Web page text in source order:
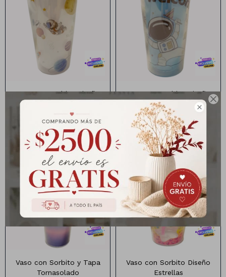

Vaso con sorbito diseño
astronauta
Vaso con Sorbito Diseño
392 $ 490
Vaso con sorbito diseño
astronauta
Vaso con Sorbito Diseño
Astronauta - Celeste
$ 392 $ 490
Vaso con tapa y sorbito
tornasolado
Vaso con Sorbito y Tapa
Tornasolado
Vaso con sorbito diseño
estrella
Vaso con Sorbito Diseño
Estrellas